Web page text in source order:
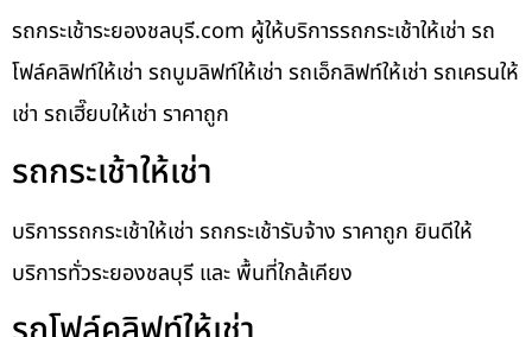
รถกระเช้าระยองชลบุรี.com ผู้ให้บริการรถกระเช้าให้เช่า รถ
โฟล์คลิฟท์ให้เช่า รถบูมลิฟท์ให้เช่า รถเอ็กลิฟท์ให้เช่า รถเครนให้
เช่า รถเฮี๊ยบให้เช่า ราคาถูก
รถกระเช้าให้เช่า
บริการรถกระเช้าให้เช่า รถกระเช้ารับจ้าง ราคาถูก ยินดีให้
บริการทั่วระยองชลบุรี และ พื้นที่ใกล้เคียง